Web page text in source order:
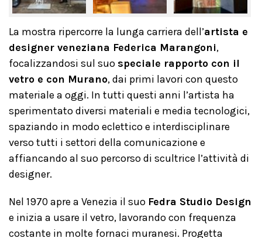
La mostra ripercorre la lunga carriera dell’artista e
designer veneziana Federica Marangoni,
focalizzandosi sul suo speciale rapporto con il
vetro e con Murano, dai primi lavori con questo
materiale a oggi. In tutti questi anni l’artista ha
sperimentato diversi materiali e media tecnologici,
spaziando in modo eclettico e interdisciplinare
verso tutti i settori della comunicazione e
affiancando al suo percorso di scultrice l’attività di
designer.
Nel 1970 apre a Venezia il suo Fedra Studio Design
e inizia a usare il vetro, lavorando con frequenza
costante in molte fornaci muranesi. Progetta